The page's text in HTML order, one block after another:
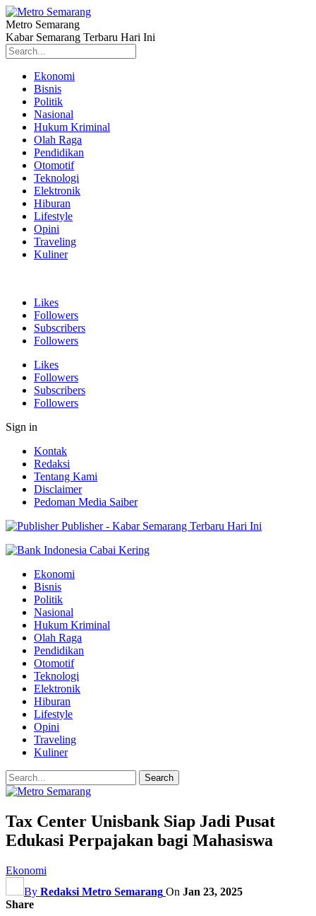
Metro Semarang
Kabar Semarang Terbaru Hari Ini
Ekonomi
Bisnis
Politik
Nasional
Hukum Kriminal
Olah Raga
Pendidikan
Otomotif
Teknologi
Elektronik
Hiburan
Lifestyle
Opini
Traveling
Kuliner
Likes
Followers
Subscribers
Followers
Likes
Followers
Subscribers
Followers
Sign in
Kontak
Redaksi
Tentang Kami
Disclaimer
Pedoman Media Saiber
Publisher - Kabar Semarang Terbaru Hari Ini
Ekonomi
Bisnis
Politik
Nasional
Hukum Kriminal
Olah Raga
Pendidikan
Otomotif
Teknologi
Elektronik
Hiburan
Lifestyle
Opini
Traveling
Kuliner
Tax Center Unisbank Siap Jadi Pusat
Edukasi Perpajakan bagi Mahasiswa
Ekonomi
By Redaksi Metro Semarang On Jan 23, 2025
Share